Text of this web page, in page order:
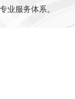
业服务体系。